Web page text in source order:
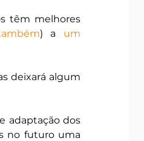
têm melhores
) a um
deixará algum
adaptação dos
no futuro uma